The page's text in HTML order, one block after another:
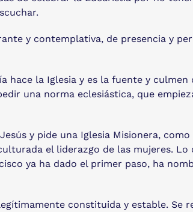
y contemplativa, de presencia y
hace la Iglesia y es la fuente y culmen
una norma eclesiástica, que
y pide una Iglesia Misionera,
el liderazgo de las mujeres. Lo
ya ha dado el primer paso, ha
constituida y estable. Se